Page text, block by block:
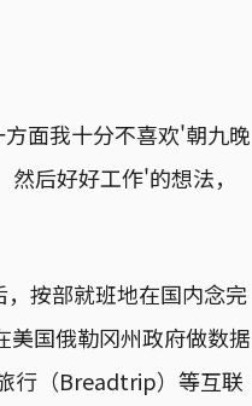
面我十分不喜欢'朝九晚
后好好工作'的想法，
按部就班地在国内念完
美国俄勒冈州政府做数据
行（Breadtrip）等互联